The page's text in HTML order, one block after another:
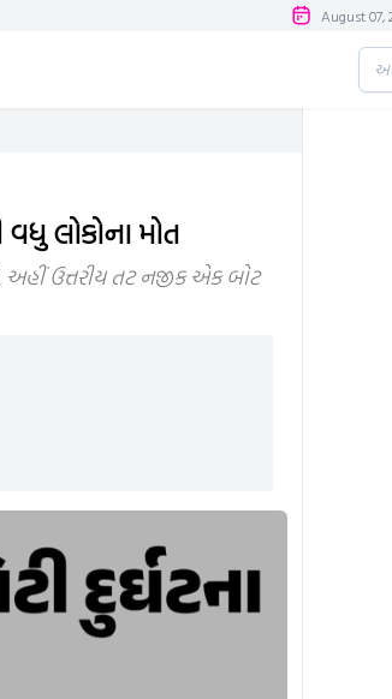
August 07,
લોકોના મોત
અહીં ઉત્તરીય તટ નજીક એક બોટ